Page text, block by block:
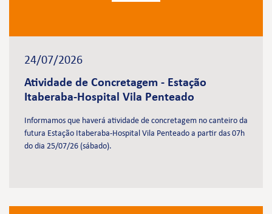
24/07/2026
Atividade de Concretagem - Estação
Itaberaba-Hospital Vila Penteado
Informamos que haverá atividade de concretagem no canteiro da
futura Estação Itaberaba-Hospital Vila Penteado a partir das 07h
do dia 25/07/26 (sábado).